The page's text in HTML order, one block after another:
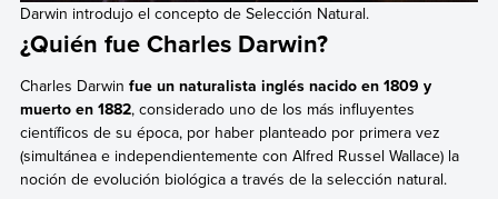
Darwin introdujo el concepto de Selección Natural.
¿Quién fue Charles Darwin?
Charles Darwin fue un naturalista inglés nacido en 1809 y
muerto en 1882, considerado uno de los más influyentes
científicos de su época, por haber planteado por primera vez
(simultánea e independientemente con Alfred Russel Wallace) la
noción de evolución biológica a través de la selección natural.